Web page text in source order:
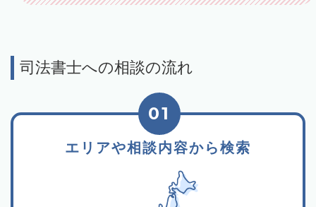
司法書士への相談の流れ
エリアや相談内容から検索
01